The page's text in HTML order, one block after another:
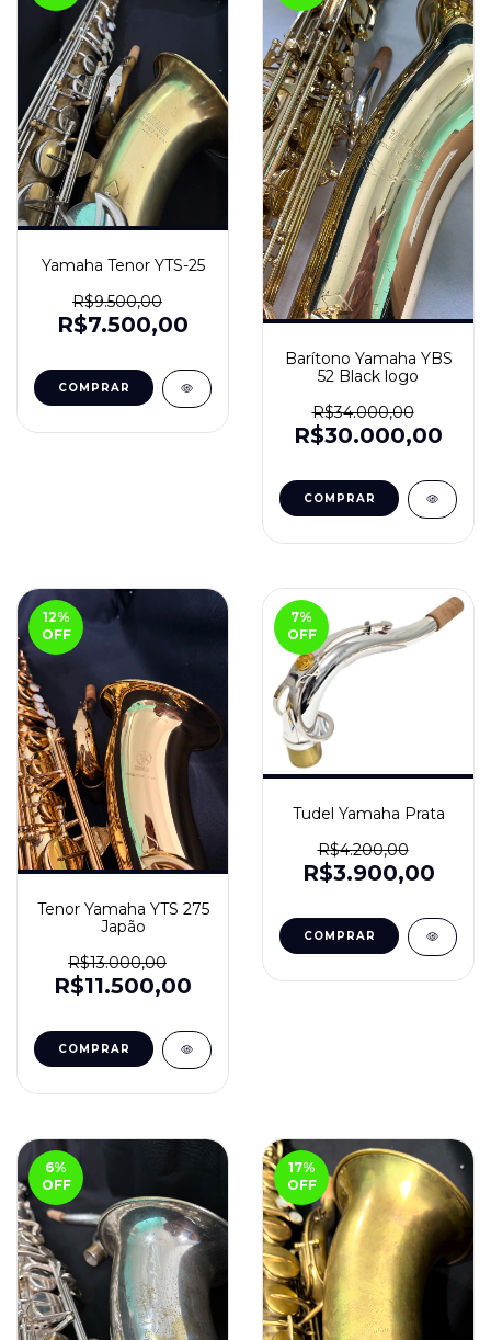
Yamaha Tenor YTS-25
R$9.500,00
R$7.500,00
Barítono Yamaha YBS
52 Black logo
R$34.000,00
R$30.000,00
12%
OFF
Tenor Yamaha YTS 275
Japão
R$13.000,00
R$11.500,00
7%
OFF
Tudel Yamaha Prata
R$4.200,00
R$3.900,00
6%
OFF
17%
OFF